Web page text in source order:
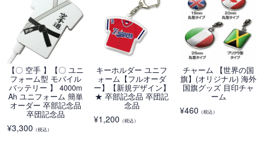
【〇 空手 】【〇 ユニ
フォーム型 モバイル
バッテリー 】 4000m
Ah ユニフォーム 簡単
オーダー 卒部記念品
卒団記念品
¥3,300 （税込）
キーホルダー ユニフ
ォーム【フルオーダ
ー】【新規デザイン】
★ 卒部記念品 卒団記
念品
¥1,200 （税込）
チャーム 【世界の国
旗】(オリジナル) 海外
国旗グッズ 目印チャ
ーム
¥460 （税込）